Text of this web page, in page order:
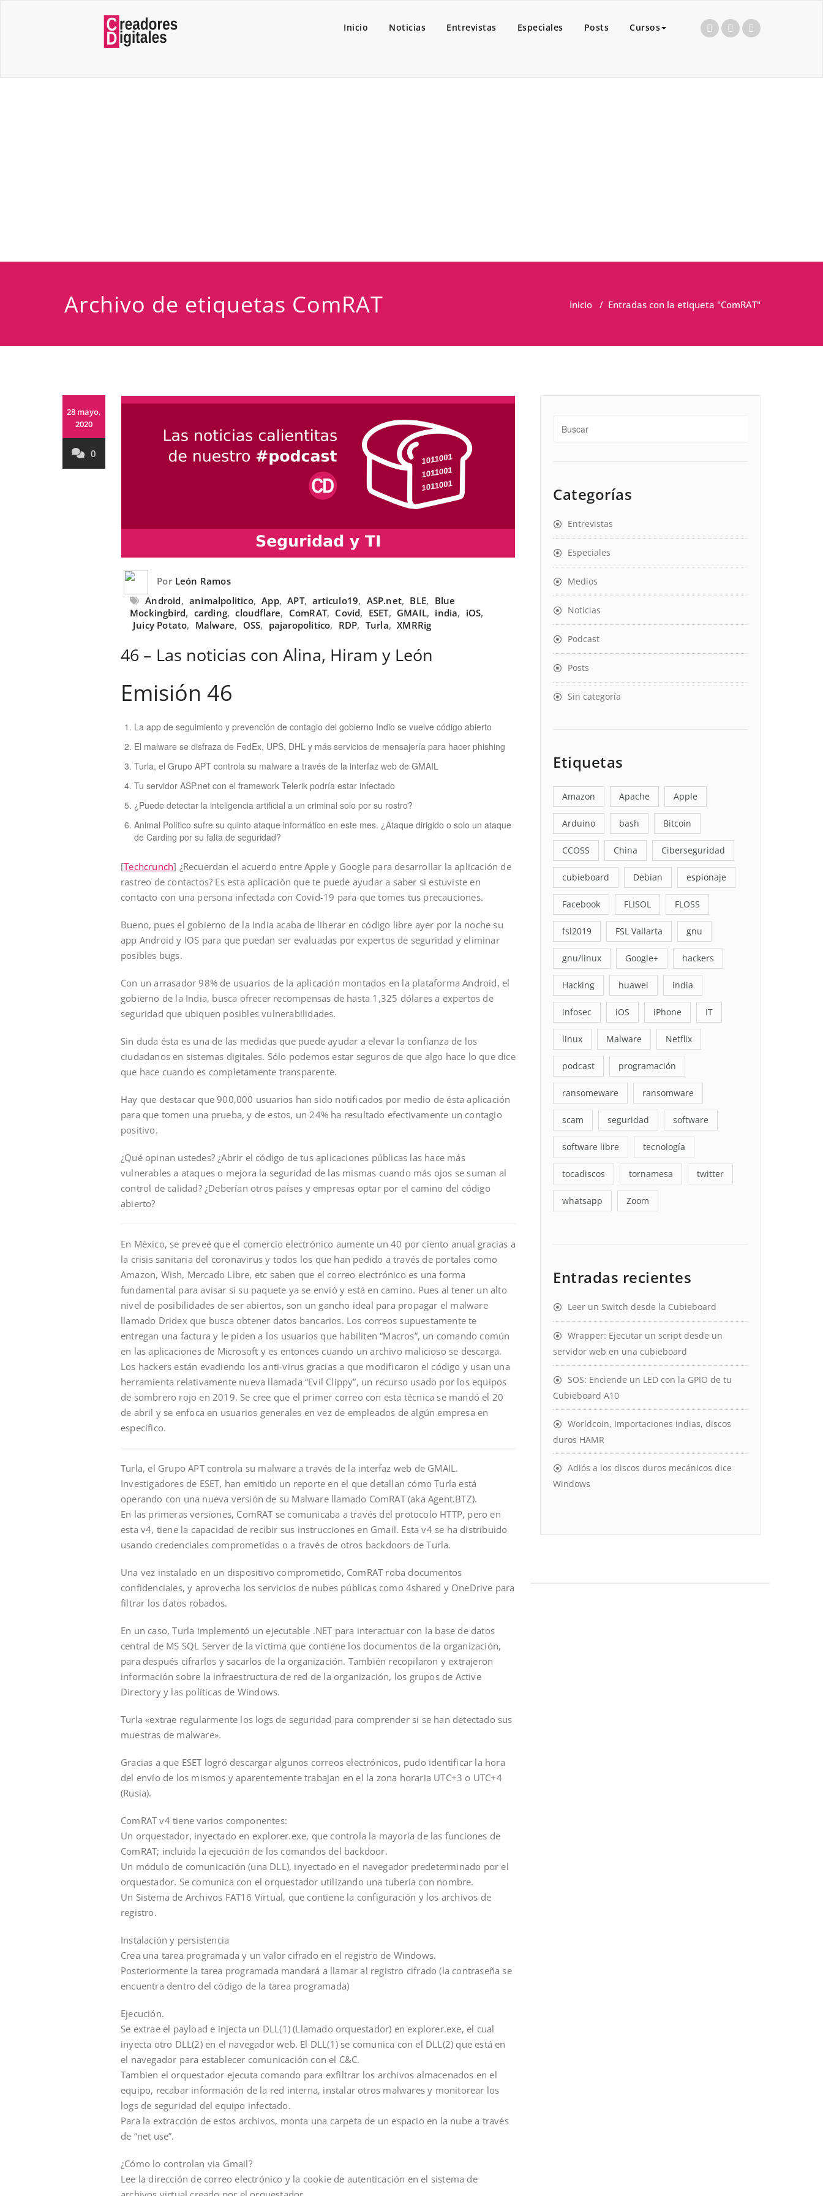
Inicio Noticias Entrevistas Especiales Posts Cursos
Archivo de etiquetas ComRAT Inicio / Entradas con la etiqueta "ComRAT"
28 mayo,
2020
0
Por León Ramos
Android, animalpolitico, App, APT, articulo19, ASP.net, BLE, Blue
Mockingbird, carding, cloudflare, ComRAT, Covid, ESET, GMAIL, india, iOS,
Juicy Potato, Malware, OSS, pajaropolitico, RDP, Turla, XMRRig
46 – Las noticias con Alina, Hiram y León
Emisión 46
La app de seguimiento y prevención de contagio del gobierno Indio se vuelve código abierto
El malware se disfraza de FedEx, UPS, DHL y más servicios de mensajería para hacer phishing
Turla, el Grupo APT controla su malware a través de la interfaz web de GMAIL
Tu servidor ASP.net con el framework Telerik podría estar infectado
¿Puede detectar la inteligencia artificial a un criminal solo por su rostro?
Animal Político sufre su quinto ataque informático en este mes. ¿Ataque dirigido o solo un ataque
de Carding por su falta de seguridad?
[Techcrunch] ¿Recuerdan el acuerdo entre Apple y Google para desarrollar la aplicación de
rastreo de contactos? Es esta aplicación que te puede ayudar a saber si estuviste en
contacto con una persona infectada con Covid-19 para que tomes tus precauciones.
Bueno, pues el gobierno de la India acaba de liberar en código libre ayer por la noche su
app Android y IOS para que puedan ser evaluadas por expertos de seguridad y eliminar
posibles bugs.
Con un arrasador 98% de usuarios de la aplicación montados en la plataforma Android, el
gobierno de la India, busca ofrecer recompensas de hasta 1,325 dólares a expertos de
seguridad que ubiquen posibles vulnerabilidades.
Sin duda ésta es una de las medidas que puede ayudar a elevar la confianza de los
ciudadanos en sistemas digitales. Sólo podemos estar seguros de que algo hace lo que dice
que hace cuando es completamente transparente.
Hay que destacar que 900,000 usuarios han sido notificados por medio de ésta aplicación
para que tomen una prueba, y de estos, un 24% ha resultado efectivamente un contagio
positivo.
¿Qué opinan ustedes? ¿Abrir el código de tus aplicaciones públicas las hace más
vulnerables a ataques o mejora la seguridad de las mismas cuando más ojos se suman al
control de calidad? ¿Deberían otros países y empresas optar por el camino del código
abierto?
En México, se preveé que el comercio electrónico aumente un 40 por ciento anual gracias a
la crisis sanitaria del coronavirus y todos los que han pedido a través de portales como
Amazon, Wish, Mercado Libre, etc saben que el correo electrónico es una forma
fundamental para avisar si su paquete ya se envió y está en camino. Pues al tener un alto
nivel de posibilidades de ser abiertos, son un gancho ideal para propagar el malware
llamado Dridex que busca obtener datos bancarios. Los correos supuestamente te
entregan una factura y le piden a los usuarios que habiliten “Macros”, un comando común
en las aplicaciones de Microsoft y es entonces cuando un archivo malicioso se descarga.
Los hackers están evadiendo los anti-virus gracias a que modificaron el código y usan una
herramienta relativamente nueva llamada “Evil Clippy”, un recurso usado por los equipos
de sombrero rojo en 2019. Se cree que el primer correo con esta técnica se mandó el 20
de abril y se enfoca en usuarios generales en vez de empleados de algún empresa en
específico.
Turla, el Grupo APT controla su malware a través de la interfaz web de GMAIL.
Investigadores de ESET, han emitido un reporte en el que detallan cómo Turla está
operando con una nueva versión de su Malware llamado ComRAT (aka Agent.BTZ).
En las primeras versiones, ComRAT se comunicaba a través del protocolo HTTP, pero en
esta v4, tiene la capacidad de recibir sus instrucciones en Gmail. Esta v4 se ha distribuido
usando credenciales comprometidas o a través de otros backdoors de Turla.
Una vez instalado en un dispositivo comprometido, ComRAT roba documentos
confidenciales, y aprovecha los servicios de nubes públicas como 4shared y OneDrive para
filtrar los datos robados.
En un caso, Turla implementó un ejecutable .NET para interactuar con la base de datos
central de MS SQL Server de la víctima que contiene los documentos de la organización,
para después cifrarlos y sacarlos de la organización. También recopilaron y extrajeron
información sobre la infraestructura de red de la organización, los grupos de Active
Directory y las políticas de Windows.
Turla «extrae regularmente los logs de seguridad para comprender si se han detectado sus
muestras de malware».
Gracias a que ESET logró descargar algunos correos electrónicos, pudo identificar la hora
del envío de los mismos y aparentemente trabajan en el la zona horaria UTC+3 o UTC+4
(Rusia).
ComRAT v4 tiene varios componentes:
Un orquestador, inyectado en explorer.exe, que controla la mayoría de las funciones de
ComRAT; incluida la ejecución de los comandos del backdoor.
Un módulo de comunicación (una DLL), inyectado en el navegador predeterminado por el
orquestador. Se comunica con el orquestador utilizando una tubería con nombre.
Un Sistema de Archivos FAT16 Virtual, que contiene la configuración y los archivos de
registro.
Instalación y persistencia
Crea una tarea programada y un valor cifrado en el registro de Windows.
Posteriormente la tarea programada mandará a llamar al registro cifrado (la contraseña se
encuentra dentro del código de la tarea programada)
Ejecución.
Se extrae el payload e injecta un DLL(1) (Llamado orquestador) en explorer.exe, el cual
inyecta otro DLL(2) en el navegador web. El DLL(1) se comunica con el DLL(2) que está en
el navegador para establecer comunicación con el C&C.
Tambien el orquestador ejecuta comando para exfiltrar los archivos almacenados en el
equipo, recabar información de la red interna, instalar otros malwares y monitorear los
logs de seguridad del equipo infectado.
Para la extracción de estos archivos, monta una carpeta de un espacio en la nube a través
de “net use”.
¿Cómo lo controlan via Gmail?
Lee la dirección de correo electrónico y la cookie de autenticación en el sistema de
Categorías
Entrevistas
Especiales
Medios
Noticias
Podcast
Posts
Sin categoría
Etiquetas
Amazon Apache Apple
Arduino bash Bitcoin
CCOSS China Ciberseguridad
cubieboard Debian espionaje
Facebook FLISOL FLOSS
fsl2019 FSL Vallarta gnu
gnu/linux Google+ hackers
Hacking huawei india
infosec iOS iPhone IT
linux Malware Netflix
podcast programación
ransomeware ransomware
scam seguridad software
software libre tecnología
tocadiscos tornamesa twitter
whatsapp Zoom
Entradas recientes
Leer un Switch desde la Cubieboard
Wrapper: Ejecutar un script desde un
servidor web en una cubieboard
SOS: Enciende un LED con la GPIO de tu
Cubieboard A10
Worldcoin, Importaciones indias, discos
duros HAMR
Adiós a los discos duros mecánicos dice
Windows